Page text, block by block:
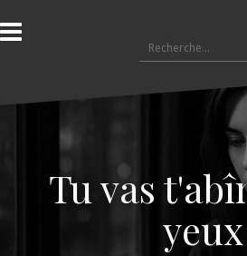
l
a
e
e
Tu vas
yeux